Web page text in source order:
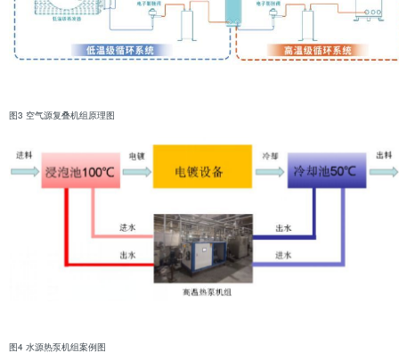
图3 空气源复叠机组原理图
图4 水源热泵机组案例图